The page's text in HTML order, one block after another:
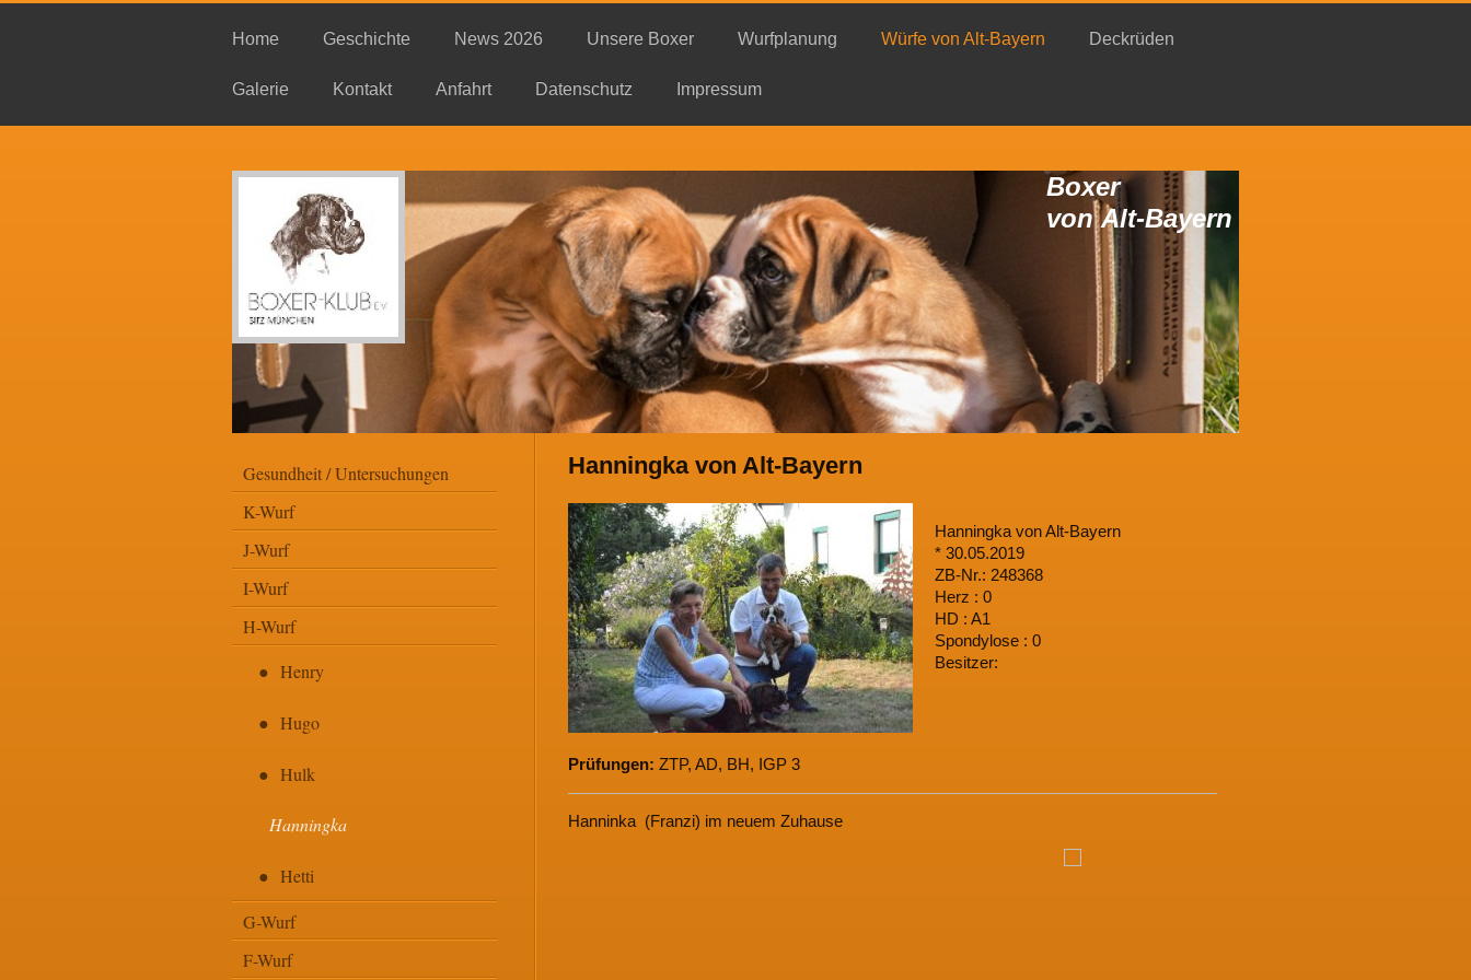
Home Geschichte News 2026 Unsere Boxer Wurfplanung Würfe von Alt-Bayern Deckrüden
Galerie Kontakt Anfahrt Datenschutz Impressum
Boxer
von Alt-Bayern
Hanningka von Alt-Bayern
Hanningka von Alt-Bayern
* 30.05.2019
ZB-Nr.: 248368
Herz : 0
HD : A1
Spondylose : 0
Besitzer:
Prüfungen: ZTP, AD, BH, IGP 3
Hanninka (Franzi) im neuem Zuhause
Gesundheit / Untersuchungen
K-Wurf
J-Wurf
I-Wurf
H-Wurf
Henry
Hugo
Hulk
Hanningka
Hetti
G-Wurf
F-Wurf